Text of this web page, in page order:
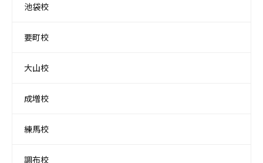
池袋校
要町校
大山校
成増校
練馬校
調布校